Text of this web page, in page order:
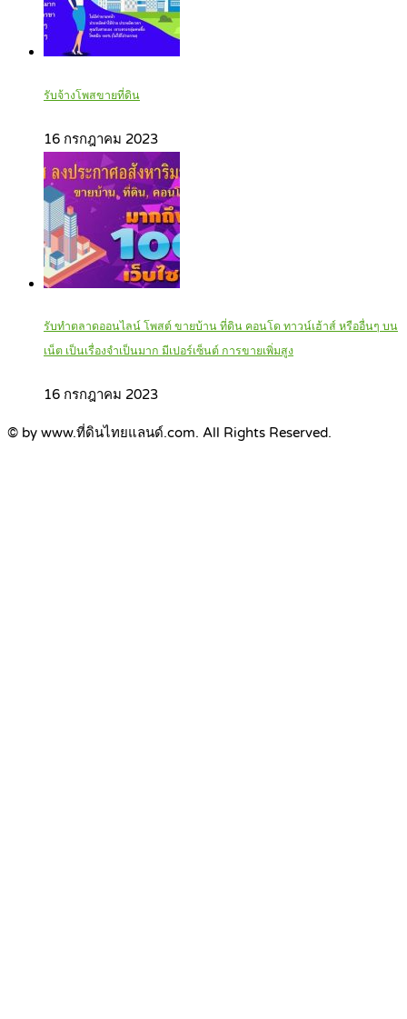
รับจ้างโพสขายที่ดิน
16 กรกฎาคม 2023
รับทำตลาดออนไลน์ โพสต์ ขายบ้าน ที่ดิน คอนโด ทาวน์เฮ้าส์ หรืออื่นๆ บน
เน็ต เป็นเรื่องจำเป็นมาก มีเปอร์เซ็นต์ การขายเพิ่มสูง
16 กรกฎาคม 2023
© by www.ที่ดินไทยแลนด์.com. All Rights Reserved.